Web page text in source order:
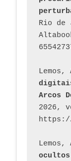
Rio de
Lemos,
Arcos
2026,
https://
ocultos